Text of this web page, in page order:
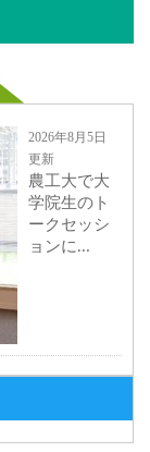
2026年8月5日
更新
農工大で大
学院生のト
ークセッシ
ョンに...